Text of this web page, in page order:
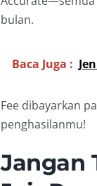
bulan.
Baca Juga :
Fee dibayarkan
penghasilanmu!
Jangan